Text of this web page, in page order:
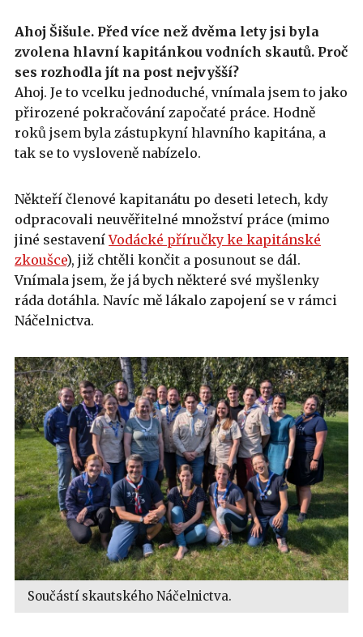
Ahoj Šišule. Před více než dvěma lety jsi byla
zvolena hlavní kapitánkou vodních skautů. Proč
ses rozhodla jít na post nejvyšší?
Ahoj. Je to vcelku jednoduché, vnímala jsem to jako
přirozené pokračování započaté práce. Hodně
roků jsem byla zástupkyní hlavního kapitána, a
tak se to vysloveně nabízelo.
Někteří členové kapitanátu po deseti letech, kdy
odpracovali neuvěřitelné množství práce (mimo
jiné sestaveníVodácké příručky ke kapitánské
zkoušce), již chtěli končit a posunout se dál.
Vnímala jsem, že já bych některé své myšlenky
ráda dotáhla. Navíc mě lákalo zapojení se v rámci
Náčelnictva.
Součástí skautského Náčelnictva.